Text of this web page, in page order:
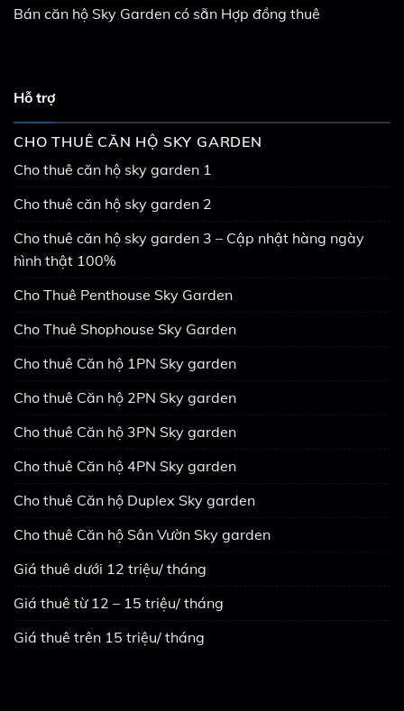
Bán căn hộ Sky Garden có sẵn Hợp đồng thuê
Hỗ trợ
CHO THUÊ CĂN HỘ SKY GARDEN
Cho thuê căn hộ sky garden 1
Cho thuê căn hộ sky garden 2
Cho thuê căn hộ sky garden 3 – Cập nhật hàng ngày
hình thật 100%
Cho Thuê Penthouse Sky Garden
Cho Thuê Shophouse Sky Garden
Cho thuê Căn hộ 1PN Sky garden
Cho thuê Căn hộ 2PN Sky garden
Cho thuê Căn hộ 3PN Sky garden
Cho thuê Căn hộ 4PN Sky garden
Cho thuê Căn hộ Duplex Sky garden
Cho thuê Căn hộ Sân Vườn Sky garden
Giá thuê dưới 12 triệu/ tháng
Giá thuê từ 12 – 15 triệu/ tháng
Giá thuê trên 15 triệu/ tháng